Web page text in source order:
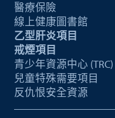
醫療保險
線上健康圖書館
乙型肝炎項目
戒煙項目
青少年資源中心 (TRC)
兒童特殊需要項目
反仇恨安全資源